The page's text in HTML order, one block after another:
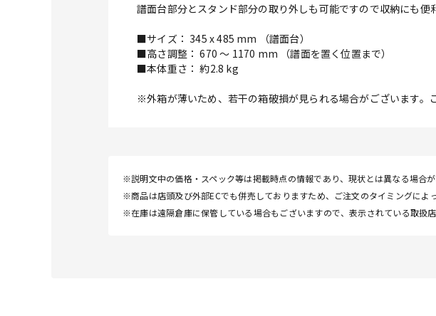
譜面台部分とスタンド部分の取り外しも可能ですので収納にも便
■サイズ： 345 x 485 mm （譜面台）
■高さ調整： 670 ～ 1170 mm （譜面を置く位置まで）
■本体重さ： 約2.8 kg
※外箱が薄いため、若干の箱破損が見られる場合がございます。
※説明文中の価格・スペック等は掲載時点の情報であり、現状とは異なる場合が
※商品は店頭及び外部ECでも併売しておりますため、ご注文のタイミングによ
※在庫は遠隔倉庫に保管している場合もございますので、表示されている取扱